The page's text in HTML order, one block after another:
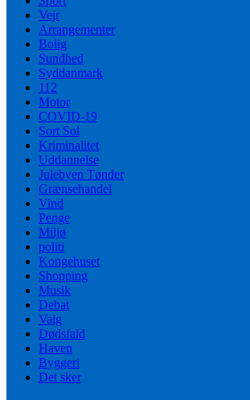
Vejr
Arrangementer
Bolig
Sundhed
Syddanmark
112
Motor
COVID-19
Sort Sol
Kriminalitet
Uddannelse
Julebyen Tønder
Grænsehandel
Vind
Penge
Miljø
politi
Kongehuset
Shopping
Musik
Debat
Valg
Dødsfald
Haven
Byggeri
Det sker